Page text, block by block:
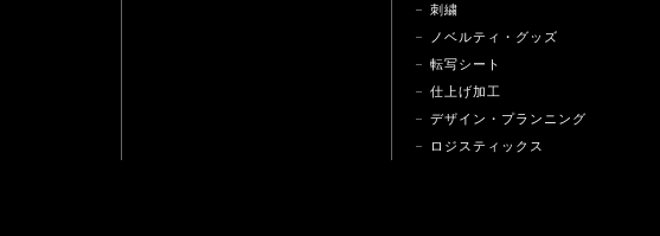
刺繍
ノベルティ・グッズ
転写シート
仕上げ加工
デザイン・プランニング
ロジスティックス